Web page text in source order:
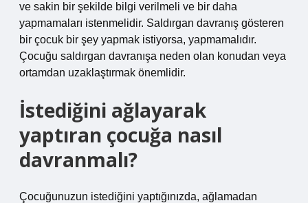
ve sakin bir şekilde bilgi verilmeli ve bir daha
yapmamaları istenmelidir. Saldırgan davranış gösteren
bir çocuk bir şey yapmak istiyorsa, yapmamalıdır.
Çocuğu saldırgan davranışa neden olan konudan veya
ortamdan uzaklaştırmak önemlidir.
İstediğini ağlayarak
yaptıran çocuğa nasıl
davranmalı?
Çocuğunuzun istediğini yaptığınızda, ağlamadan